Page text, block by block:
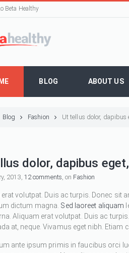
Beta Healthy
BLOG ABOUT US
Blog Fashion Ut tellus dolor, dapibus
dolor, dapibus
2013, 12 comments, on Fashion
volutpat. Duis ac turpis. Donec sit
dictum magna. Sed laoreet aliquam
Aliquam erat volutpat. Duis ac
at, neque. Vivamus eget nibh. Etiam
ante ipsum primis in faucibus orci